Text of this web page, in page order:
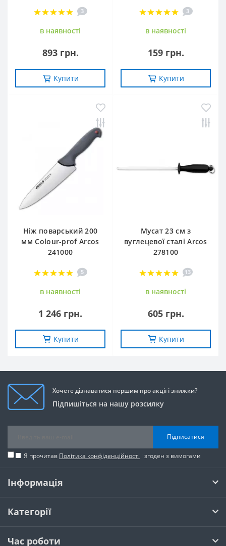
3
в наявностi
893 грн.
Купити
3
в наявностi
159 грн.
Купити
Ніж поварський 200
мм Сolour-prof Arcos
241000
5
в наявностi
1 246 грн.
Купити
Мусат 23 см з
вуглецевої сталі Arcos
278100
13
в наявностi
605 грн.
Купити
Хочете дізнаватися першим про акції і знижки?
Підпишіться на нашу розсилку
Підписатися
Я прочитав Політика конфіденційності і згоден з вимогами
Інформація
Категорії
Час роботи